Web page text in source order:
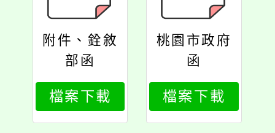
附件、銓敘
部函
檔案下載
桃園市政府
函
檔案下載